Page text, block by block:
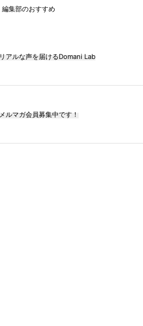
編集部のおすすめ
リアルな声を届けるDomani Lab
メルマガ会員募集中です！